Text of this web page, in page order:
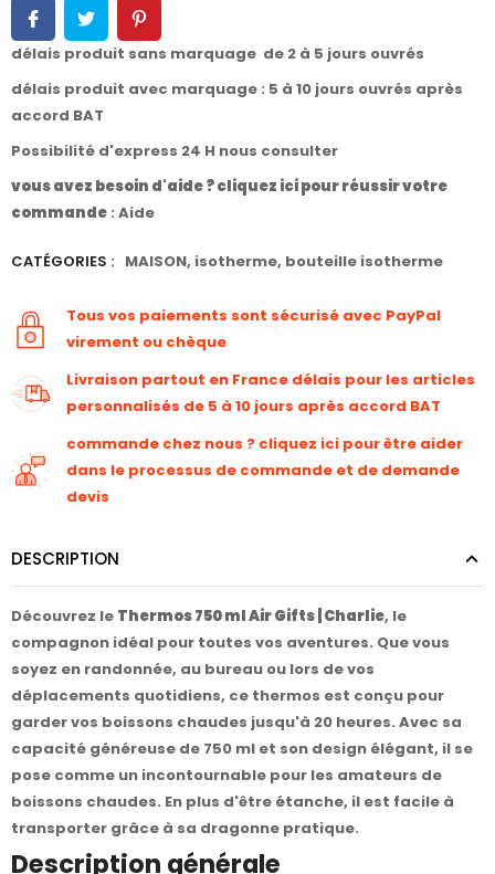
délais produit sans marquage de 2 à 5 jours ouvrés
délais produit avec marquage : 5 à 10 jours ouvrés après
accord BAT
Possibilité d'express 24 H nous consulter
vous avez besoin d'aide ? cliquez ici pour réussir votre
commande : Aide
CATÉGORIES : MAISON, isotherme, bouteille isotherme
Tous vos paiements sont sécurisé avec PayPal
virement ou chèque
Livraison partout en France délais pour les articles
personnalisés de 5 à 10 jours après accord BAT
commande chez nous ? cliquez ici pour être aider
dans le processus de commande et de demande
devis
DESCRIPTION
Découvrez le Thermos 750 ml Air Gifts | Charlie, le
compagnon idéal pour toutes vos aventures. Que vous
soyez en randonnée, au bureau ou lors de vos
déplacements quotidiens, ce thermos est conçu pour
garder vos boissons chaudes jusqu'à 20 heures. Avec sa
capacité généreuse de 750 ml et son design élégant, il se
pose comme un incontournable pour les amateurs de
boissons chaudes. En plus d'être étanche, il est facile à
transporter grâce à sa dragonne pratique.
Description générale